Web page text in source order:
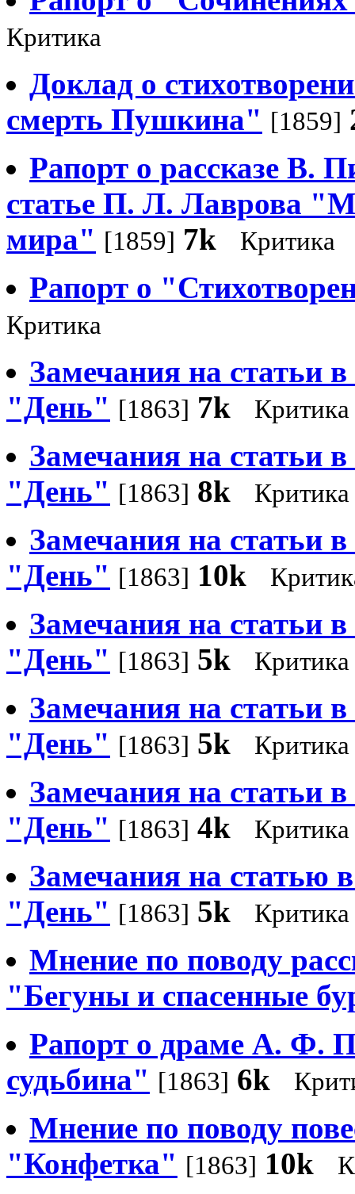
Критика
Доклад о
смерть Пушкина" [1859]
Рапорт о рассказе В.
статье П. Л. Лаврова
мира" [1859] 7k Критика
Рапорт о
Критика
Замечания на статьи в
"День" [1863] 7k Критика
Замечания на статьи в
"День" [1863] 8k Критика
Замечания на статьи в
"День" [1863] 10k
Замечания на статьи в
"День" [1863] 5k Критика
Замечания на статьи в
"День" [1863] 5k Критика
Замечания на статьи в
"День" [1863] 4k Критика
Замечания на статью
"День" [1863] 5k Критика
Мнение по поводу
"Бегуны и спасенные
Рапорт о драме А. Ф.
судьбина" [1863] 6k
Мнение по поводу
"Конфетка" [1863] 10k